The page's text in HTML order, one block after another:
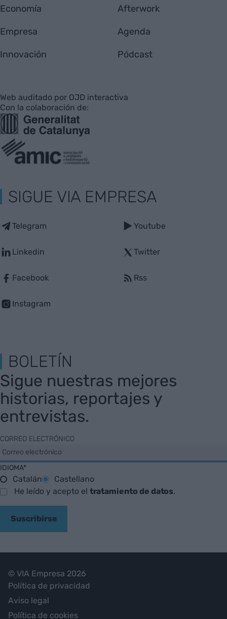
Economía
Empresa
Innovación
Afterwork
Agenda
Pódcast
Web auditado por OJD interactiva
Con la colaboración de:
SIGUE VIA EMPRESA
Telegram
Linkedin
Facebook
Instagram
Youtube
Twitter
Rss
BOLETÍN
Sigue nuestras mejores
historias, reportajes y
entrevistas.
CORREO ELECTRÓNICO
IDIOMA*
Catalán
Castellano
He leído y acepto el tratamiento de datos.
Suscribirse
© VIA Empresa 2026
Política de privacidad
Aviso legal
Política de cookies